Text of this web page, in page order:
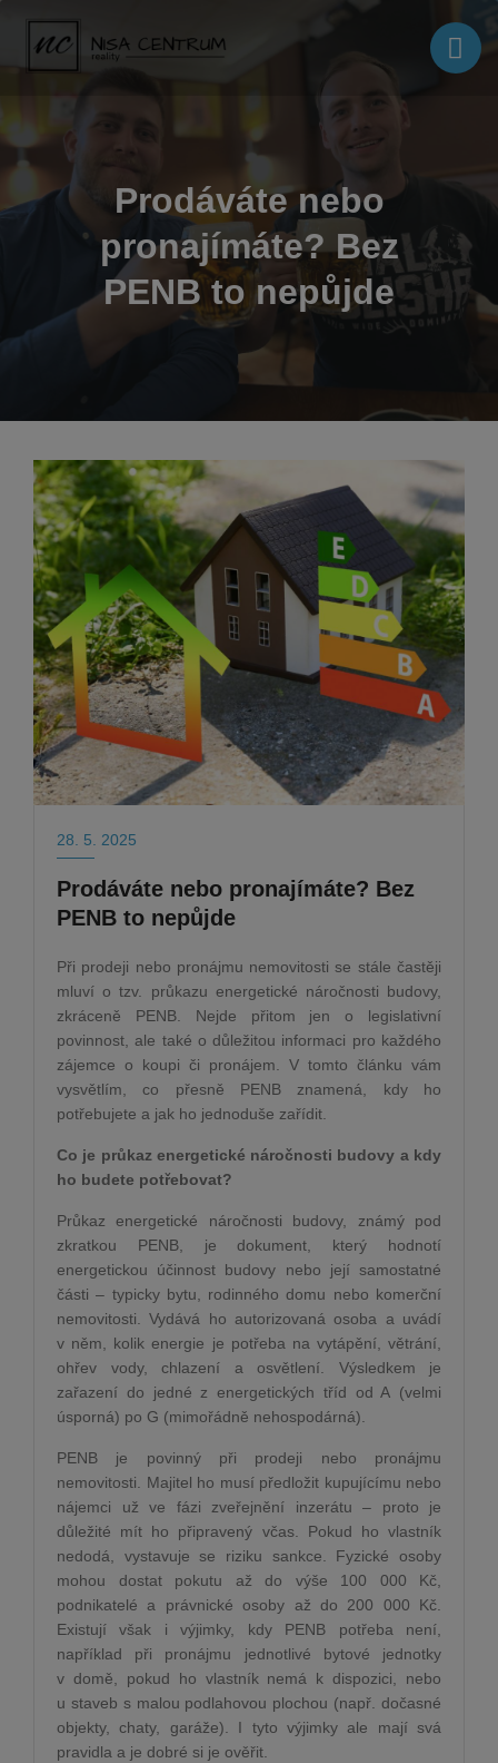
Prodáváte nebo
pronajímáte? Bez
PENB to nepůjde
28. 5. 2025
Prodáváte nebo pronajímáte? Bez
PENB to nepůjde
Při prodeji nebo pronájmu nemovitosti se stále častěji
mluví o tzv. průkazu energetické náročnosti budovy,
zkráceně PENB. Nejde přitom jen o legislativní
povinnost, ale také o důležitou informaci pro každého
zájemce o koupi či pronájem. V tomto článku vám
vysvětlím, co přesně PENB znamená, kdy ho
potřebujete a jak ho jednoduše zařídit.
Co je průkaz energetické náročnosti budovy a kdy
ho budete potřebovat?
Průkaz energetické náročnosti budovy, známý pod
zkratkou PENB, je dokument, který hodnotí
energetickou účinnost budovy nebo její samostatné
části – typicky bytu, rodinného domu nebo komerční
nemovitosti. Vydává ho autorizovaná osoba a uvádí
v něm, kolik energie je potřeba na vytápění, větrání,
ohřev vody, chlazení a osvětlení. Výsledkem je
zařazení do jedné z energetických tříd od A (velmi
úsporná) po G (mimořádně nehospodárná).
PENB je povinný při prodeji nebo pronájmu
nemovitosti. Majitel ho musí předložit kupujícímu nebo
nájemci už ve fázi zveřejnění inzerátu – proto je
důležité mít ho připravený včas. Pokud ho vlastník
nedodá, vystavuje se riziku sankce. Fyzické osoby
mohou dostat pokutu až do výše 100 000 Kč,
podnikatelé a právnické osoby až do 200 000 Kč.
Existují však i výjimky, kdy PENB potřeba není,
například při pronájmu jednotlivé bytové jednotky
v domě, pokud ho vlastník nemá k dispozici, nebo
u staveb s malou podlahovou plochou (např. dočasné
objekty, chaty, garáže). I tyto výjimky ale mají svá
pravidla a je dobré si je ověřit.